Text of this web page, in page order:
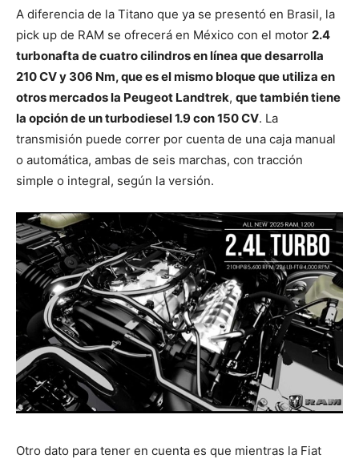
A diferencia de la Titano que ya se presentó en Brasil, la
pick up de RAM se ofrecerá en México con el motor 2.4
turbonafta de cuatro cilindros en línea que desarrolla
210 CV y 306 Nm, que es el mismo bloque que utiliza en
otros mercados la Peugeot Landtrek, que también tiene
la opción de un turbodiesel 1.9 con 150 CV. La
transmisión puede correr por cuenta de una caja manual
o automática, ambas de seis marchas, con tracción
simple o integral, según la versión.
Otro dato para tener en cuenta es que mientras la Fiat